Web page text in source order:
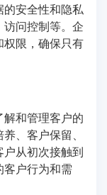
安全性和隐私
问控制等。企
限，确保只有
和管理客户的
、客户保留、
从初次接触到
户行为和需